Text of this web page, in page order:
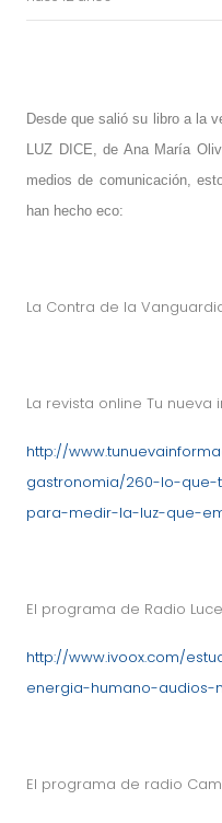
Desde que salió su libro a la
LUZ DICE, de Ana María
medios de comunicación,
han hecho eco:
La Contra de la
La revista online Tu nueva
http://
gastronomia/260-lo-
para-medir-la-luz-que-
El programa de Radio
http://www.ivoox.com/
energia-humano-audios-
El programa de radio